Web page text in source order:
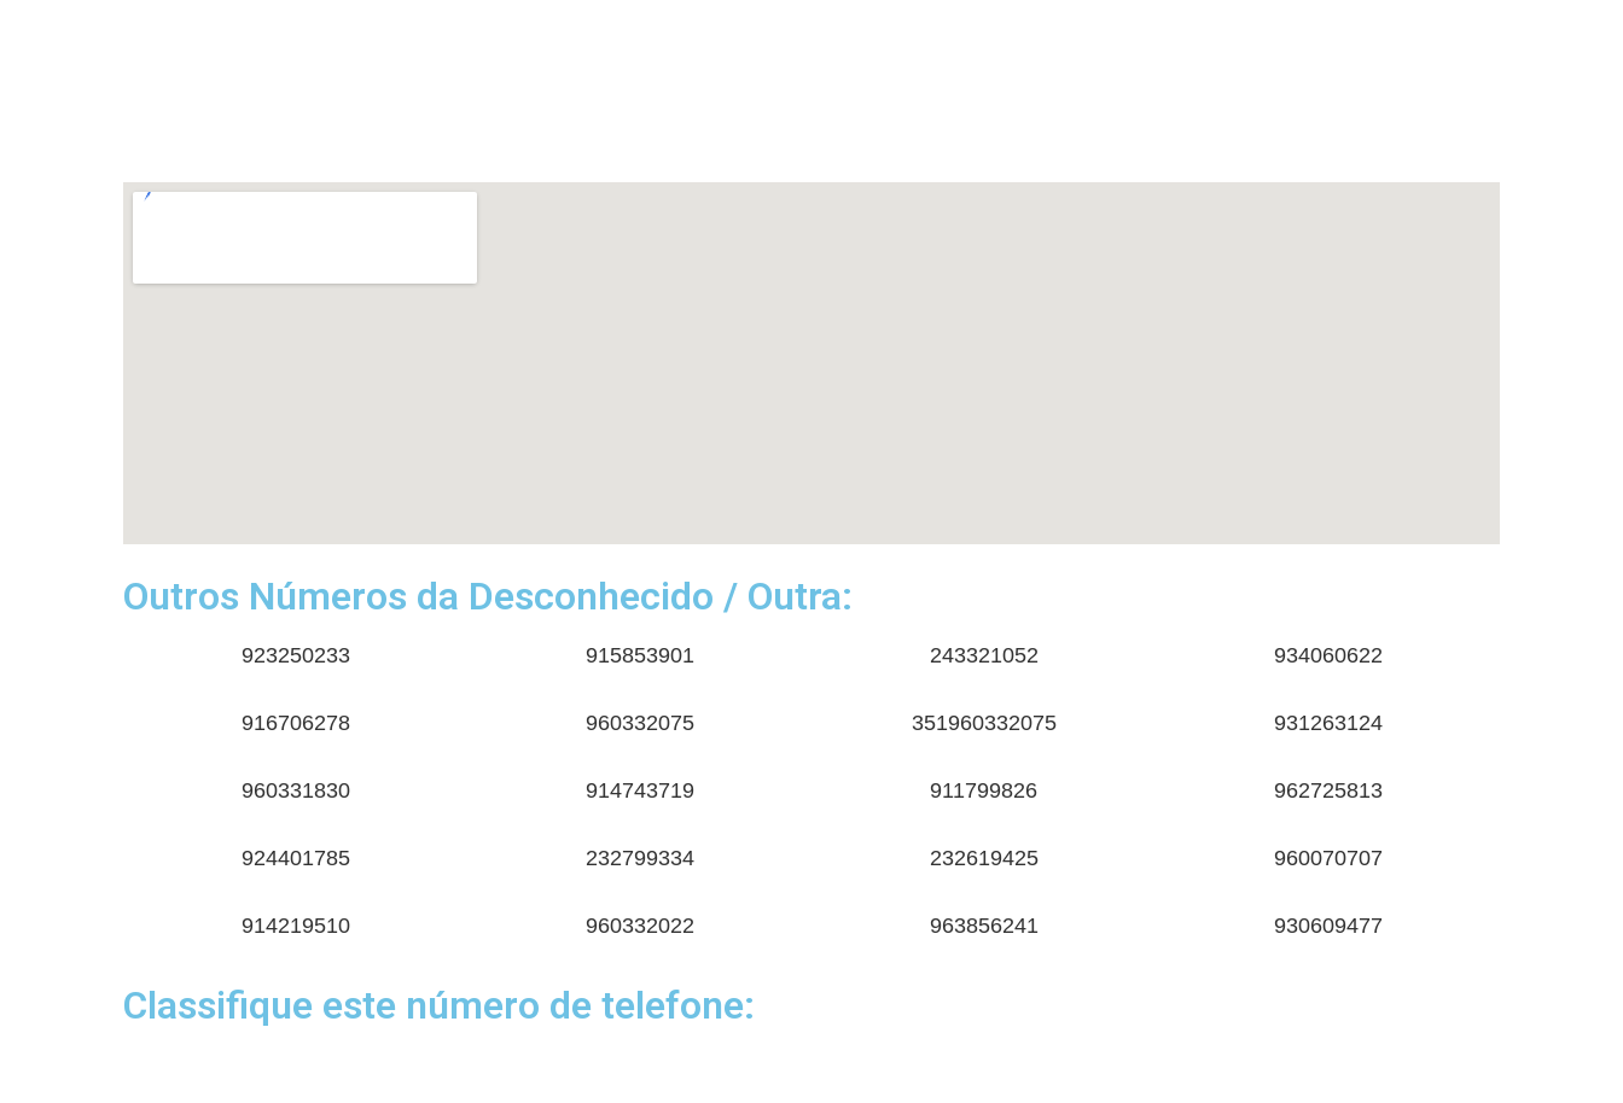
Outros Números da Desconhecido / Outra:
923250233 915853901 243321052 934060622
916706278 960332075 351960332075 931263124
960331830 914743719 911799826 962725813
924401785 232799334 232619425 960070707
914219510 960332022 963856241 930609477
Classifique este número de telefone: